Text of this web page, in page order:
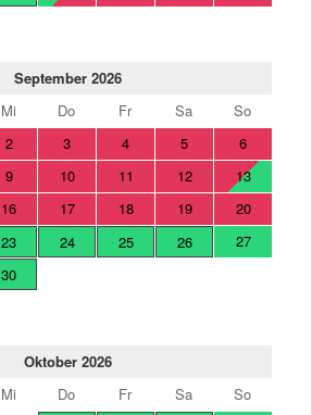
September 2026
Mi Do Fr Sa
So
2 3 4 5
6
9 10 11 12
13
16 17 18 19
20
23 24 25 26
27
30
Oktober 2026
Mi Do Fr Sa
So